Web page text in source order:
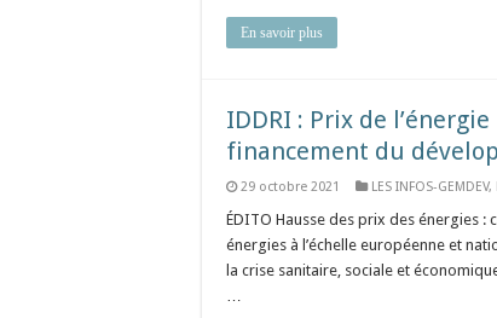
En savoir plus
IDDRI : Prix de
financement du
29 octobre 2021 LES INFOS-GEMDEV,
ÉDITO Hausse des prix des énergies :
énergies à l’échelle européenne et
la crise sanitaire, sociale et
…